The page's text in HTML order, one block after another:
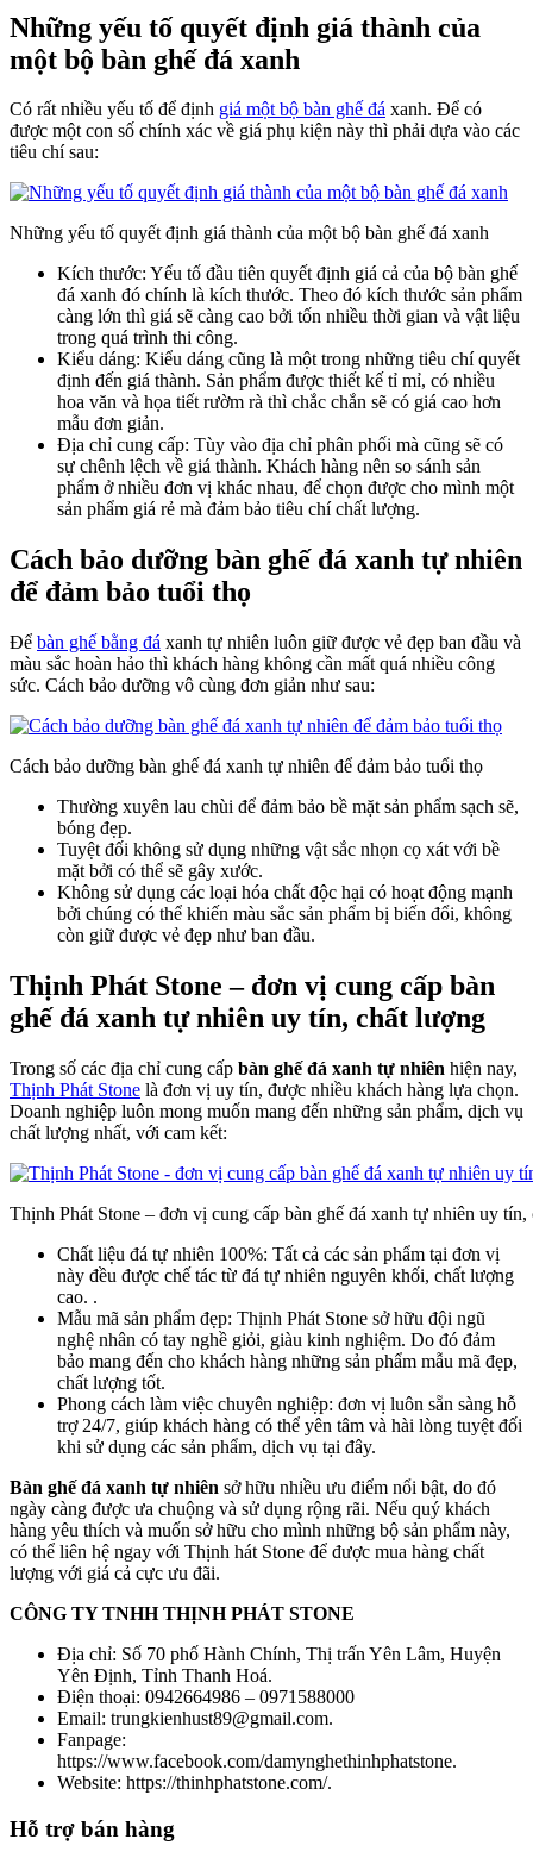
Những yếu tố quyết định giá thành của
một bộ bàn ghế đá xanh
Có rất nhiều yếu tố để định giá một bộ bàn ghế đá xanh. Để có
được một con số chính xác về giá phụ kiện này thì phải dựa vào các
tiêu chí sau:
Những yếu tố quyết định giá thành của một bộ bàn ghế đá xanh
Kích thước: Yếu tố đầu tiên quyết định giá cả của bộ bàn ghế
đá xanh đó chính là kích thước. Theo đó kích thước sản phẩm
càng lớn thì giá sẽ càng cao bởi tốn nhiều thời gian và vật liệu
trong quá trình thi công.
Kiểu dáng: Kiểu dáng cũng là một trong những tiêu chí quyết
định đến giá thành. Sản phẩm được thiết kế tỉ mỉ, có nhiều
hoa văn và họa tiết rườm rà thì chắc chắn sẽ có giá cao hơn
mẫu đơn giản.
Địa chỉ cung cấp: Tùy vào địa chỉ phân phối mà cũng sẽ có
sự chênh lệch về giá thành. Khách hàng nên so sánh sản
phẩm ở nhiều đơn vị khác nhau, để chọn được cho mình một
sản phẩm giá rẻ mà đảm bảo tiêu chí chất lượng.
Cách bảo dưỡng bàn ghế đá xanh tự nhiên
để đảm bảo tuổi thọ
Để bàn ghế bằng đá xanh tự nhiên luôn giữ được vẻ đẹp ban đầu và
màu sắc hoàn hảo thì khách hàng không cần mất quá nhiều công
sức. Cách bảo dưỡng vô cùng đơn giản như sau:
Cách bảo dưỡng bàn ghế đá xanh tự nhiên để đảm bảo tuổi thọ
Thường xuyên lau chùi để đảm bảo bề mặt sản phẩm sạch sẽ,
bóng đẹp.
Tuyệt đối không sử dụng những vật sắc nhọn cọ xát với bề
mặt bởi có thể sẽ gây xước.
Không sử dụng các loại hóa chất độc hại có hoạt động mạnh
bởi chúng có thể khiến màu sắc sản phẩm bị biến đổi, không
còn giữ được vẻ đẹp như ban đầu.
Thịnh Phát Stone – đơn vị cung cấp bàn
ghế đá xanh tự nhiên uy tín, chất lượng
Trong số các địa chỉ cung cấp bàn ghế đá xanh tự nhiên hiện nay,
Thịnh Phát Stone là đơn vị uy tín, được nhiều khách hàng lựa chọn.
Doanh nghiệp luôn mong muốn mang đến những sản phẩm, dịch vụ
chất lượng nhất, với cam kết:
Thịnh Phát Stone – đơn vị cung cấp bàn ghế đá xanh tự nhiên uy tín,
Chất liệu đá tự nhiên 100%: Tất cả các sản phẩm tại đơn vị
này đều được chế tác từ đá tự nhiên nguyên khối, chất lượng
cao. .
Mẫu mã sản phẩm đẹp: Thịnh Phát Stone sở hữu đội ngũ
nghệ nhân có tay nghề giỏi, giàu kinh nghiệm. Do đó đảm
bảo mang đến cho khách hàng những sản phẩm mẫu mã đẹp,
chất lượng tốt.
Phong cách làm việc chuyên nghiệp: đơn vị luôn sẵn sàng hỗ
trợ 24/7, giúp khách hàng có thể yên tâm và hài lòng tuyệt đối
khi sử dụng các sản phẩm, dịch vụ tại đây.
Bàn ghế đá xanh tự nhiên sở hữu nhiều ưu điểm nổi bật, do đó
ngày càng được ưa chuộng và sử dụng rộng rãi. Nếu quý khách
hàng yêu thích và muốn sở hữu cho mình những bộ sản phẩm này,
có thể liên hệ ngay với Thịnh hát Stone để được mua hàng chất
lượng với giá cả cực ưu đãi.
CÔNG TY TNHH THỊNH PHÁT STONE
Địa chỉ: Số 70 phố Hành Chính, Thị trấn Yên Lâm, Huyện
Yên Định, Tỉnh Thanh Hoá.
Điện thoại: 0942664986 – 0971588000
Email: trungkienhust89@gmail.com.
Fanpage:
https://www.facebook.com/damynghethinhphatstone.
Website: https://thinhphatstone.com/.
Hỗ trợ bán hàng